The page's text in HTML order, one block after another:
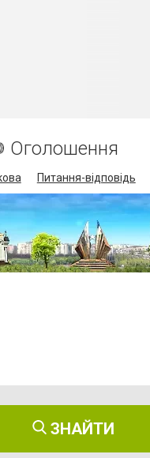
Оголошення
Питання-відповідь
ЗНАЙТИ